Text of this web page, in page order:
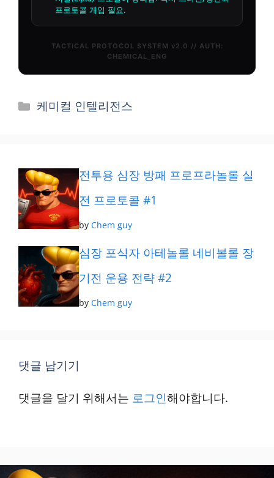
카
케미컬 인텔리전스
전투용 심장 방패 프로프라놀롤 실
전 프로토콜 #1
byChem guy
심장 포식자 아테놀롤 네비볼롤 장
기전 운용 전략 #2
byChem guy
댓글 남기기
댓글을 달기 위해서는 로그인해야합니다.